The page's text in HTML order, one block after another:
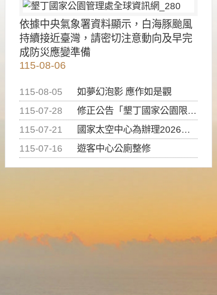
依據中央氣象署資料顯示，白海豚颱風
持續接近臺灣，請密切注意動向及早完
成防災應變準備
115-08-06
115-08-05
如夢幻泡影 應作如是觀
115-07-28
修正公告「墾丁國家公園限制水域遊憩活動之種類、範圍、時間及行為」，自即日生效。
115-07-21
國家太空中心為辦理2026台灣盃火箭競賽，陸、海、空域警戒及協調相關事宜，因颱風備案事宜
115-07-16
遊客中心公廁整修